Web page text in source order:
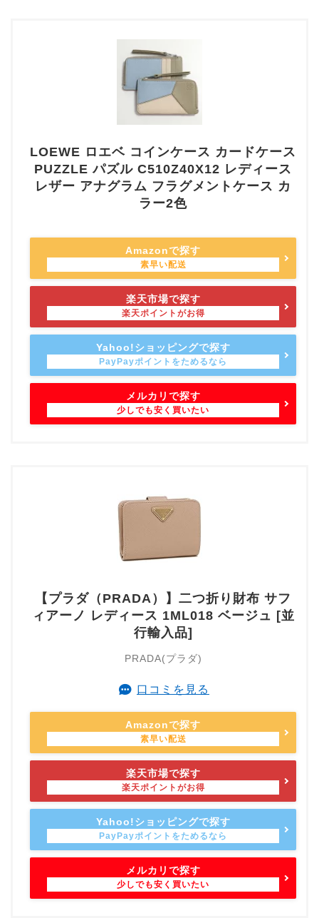
LOEWE ロエベ コインケース カードケース
PUZZLE パズル C510Z40X12 レディース
レザー アナグラム フラグメントケース カ
ラー2色
Amazonで探す
楽天市場で探す
Yahoo!ショッピングで探す
メルカリで探す
【プラダ（PRADA）】二つ折り財布 サフ
ィアーノ レディース 1ML018 ベージュ [並
行輸入品]
PRADA(プラダ)
口コミを見る
Amazonで探す
楽天市場で探す
Yahoo!ショッピングで探す
メルカリで探す